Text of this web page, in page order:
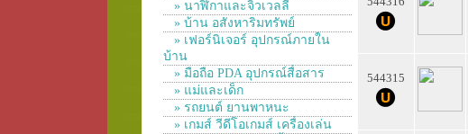
» นาฬิกาและจิวเวลลี่
» บ้าน อสังหาริมทรัพย์
» เฟอร์นิเจอร์ อุปกรณ์ภายใน
บ้าน
» มือถือ PDA อุปกรณ์สื่อสาร
» แม่และเด็ก
» รถยนต์ ยานพาหนะ
» เกมส์ วีดีโอเกมส์ เครื่องเล่น
544315